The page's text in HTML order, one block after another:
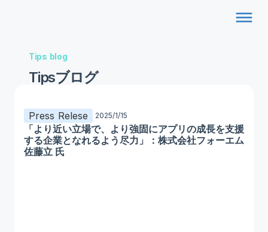
dehaze
Tips blog
Tipsブログ
Press Relese 2025/1/15
「より近い立場で、より強固にアプリの成長を支援
する企業となれるよう尽力」：株式会社フォーエム
佐藤立 氏